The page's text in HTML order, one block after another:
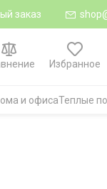
заказ
Избранное
и офисаТеплые